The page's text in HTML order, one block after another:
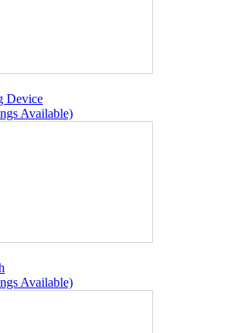
Device
Available)
Available)